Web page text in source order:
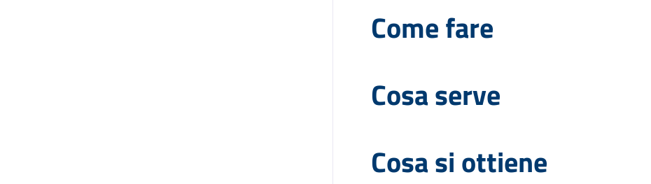
Come fare
Cosa serve
Cosa si ottiene